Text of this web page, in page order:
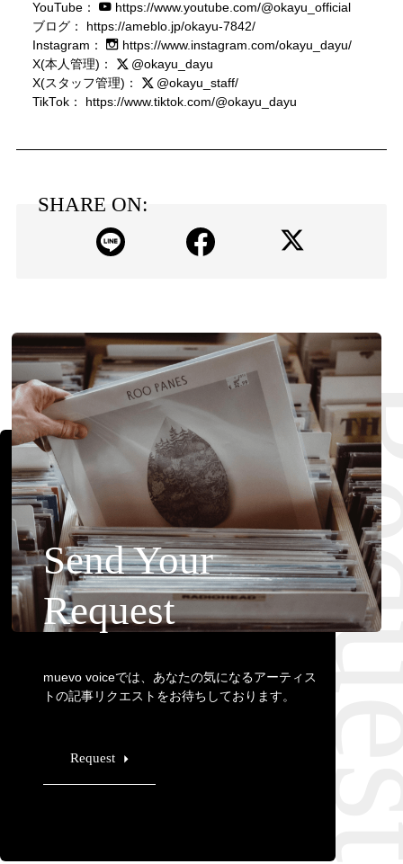
YouTube：
https://www.youtube.com/@okayu_official
ブログ：
https://ameblo.jp/okayu-7842/
Instagram：
https://www.instagram.com/okayu_dayu/
X(本人管理)：
@okayu_dayu
X(スタッフ管理)：
@okayu_staff/
TikTok：
https://www.tiktok.com/@okayu_dayu
SHARE ON:
Send Your
Request
muevo voiceでは、あなたの気になるアーティス
トの記事リクエストをお待ちしております。
Request